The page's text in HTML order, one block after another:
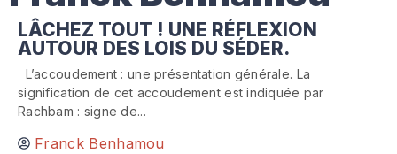
LÂCHEZ TOUT ! UNE RÉFLEXION
AUTOUR DES LOIS DU SÉDER.
L’accoudement : une présentation générale. La
signification de cet accoudement est indiquée par
Rachbam : signe de...
Franck Benhamou